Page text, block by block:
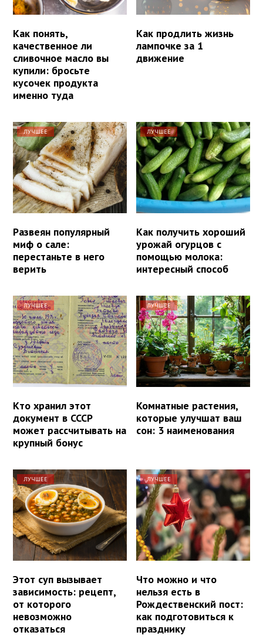
Как понять,
качественное ли
сливочное масло вы
купили: бросьте
кусочек продукта
именно туда
Как продлить жизнь
лампочке за 1
движение
ЛУЧШЕЕ
Развеян популярный
миф о сале:
перестаньте в него
верить
ЛУЧШЕЕ
Как получить хороший
урожай огурцов с
помощью молока:
интересный способ
ЛУЧШЕЕ
Кто хранил этот
документ в СССР
может рассчитывать на
крупный бонус
ЛУЧШЕЕ
Комнатные растения,
которые улучшат ваш
сон: 3 наименования
ЛУЧШЕЕ
Этот суп вызывает
зависимость: рецепт,
от которого
невозможно
отказаться
ЛУЧШЕЕ
Что можно и что
нельзя есть в
Рождественский пост:
как подготовиться к
празднику